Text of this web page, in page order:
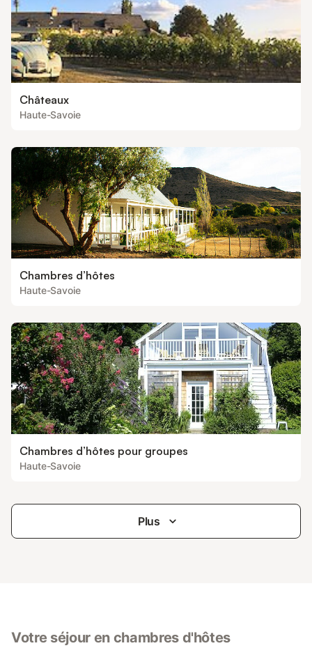
Châteaux
Haute-Savoie
Chambres d’hôtes
Haute-Savoie
Chambres d’hôtes pour groupes
Haute-Savoie
Plus
Votre séjour en chambres d'hôtes